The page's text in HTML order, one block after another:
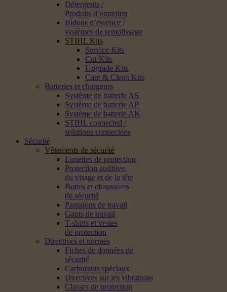
Détergents /
Produits d’entretien
Bidons d’essence /
systèmes de remplissage
STIHL Kits
Service Kits
Cut Kits
Upgrade Kits
Care & Clean Kits
Batteries et chargeurs
Système de batterie AS
Système de batterie AP
Système de batterie AK
STIHL connected /
solutions connectées
Sécurité
Vêtements de sécurité
Lunettes de protection
Protection auditive,
du visage et de la tête
Bottes et chaussures
de sécurité
Pantalons de travail
Gants de travail
T-shirts et vestes
de protection
Directives et normes
Fiches de données de
sécurité
Carburants spéciaux
Directives sur les vibrations
Classes de protection